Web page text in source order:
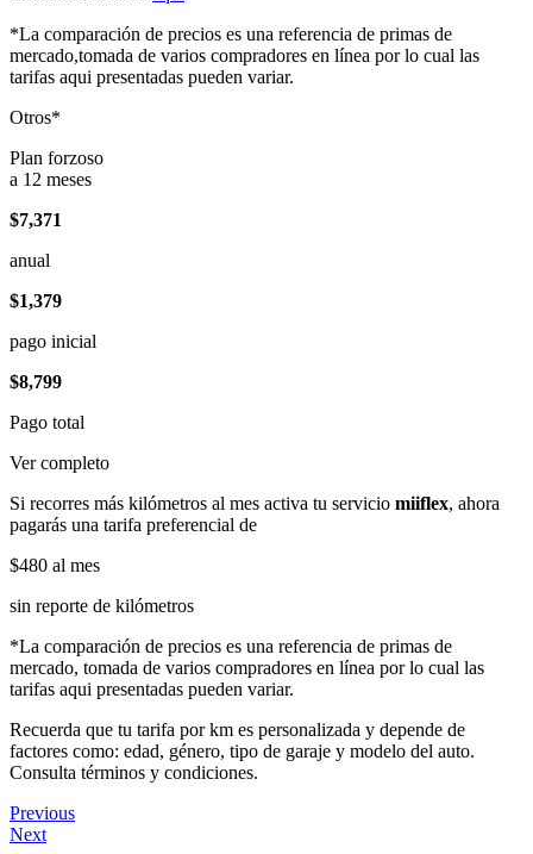
*La comparación de precios es una referencia de primas de
mercado,tomada de varios compradores en línea por lo cual las
tarifas aqui presentadas pueden variar.
Otros*
Plan forzoso
a 12 meses
$7,371
anual
$1,379
pago inicial
$8,799
Pago total
Ver completo
Si recorres más kilómetros al mes activa tu servicio miiflex, ahora
pagarás una tarifa preferencial de
$480 al mes
sin reporte de kilómetros
*La comparación de precios es una referencia de primas de
mercado, tomada de varios compradores en línea por lo cual las
tarifas aqui presentadas pueden variar.
Recuerda que tu tarifa por km es personalizada y depende de
factores como: edad, género, tipo de garaje y modelo del auto.
Consulta términos y condiciones.
Previous
Next